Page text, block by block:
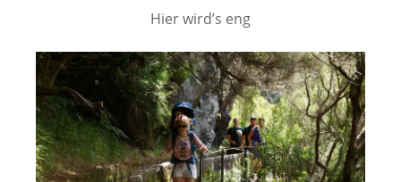
Hier wird’s eng